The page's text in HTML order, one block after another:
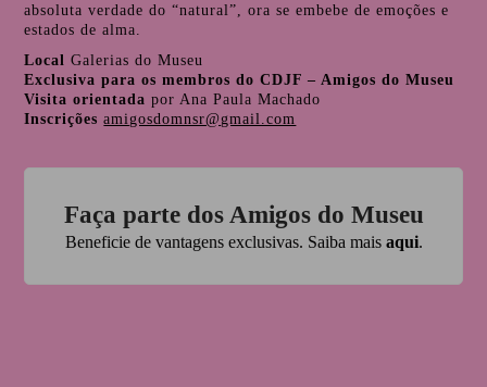
absoluta verdade do “natural”, ora se embebe de emoções e
estados de alma.
LocalGalerias do Museu
Exclusiva para os membros do CDJF – Amigos do Museu
Visita orientada por Ana Paula Machado
Inscrições amigosdomnsr@gmail.com
Faça parte dos Amigos do Museu
Beneficie de vantagens exclusivas. Saiba mais aqui.